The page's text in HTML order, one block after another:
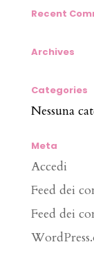
Recent
Archives
Categories
Nessuna
Meta
Accedi
Feed dei
Feed dei